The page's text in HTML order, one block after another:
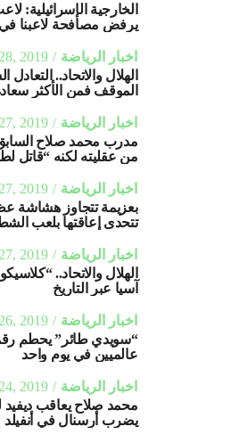
الخارجية الإسرائيلية:
يرفض مصافحة لاعبنا في
اخبار الرياضة
2019
الهلال والاتحاد..
الموقف فمن الأكثر
اخبار الرياضة
2019
مدرب محمد صلاح
من عقليته لكنه “قاتل
اخبار الرياضة
2019
بعزيمة تتجاوز هشاشة
تتحدى إعاقتها بلعب
اخبار الرياضة
2019
الهلال والاتحاد..
آسيا عبر التاريخ
اخبار الرياضة
2019
“سويدي طائر” يحطم
عالميين في يوم واحد
اخبار الرياضة
2019
محمد صلاح يعاقب ديفيد
يضرب أرسنال في أنفيلد